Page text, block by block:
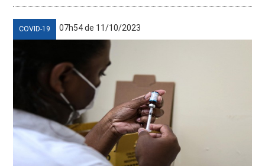
COVID-19 07h54 de 11/10/2023